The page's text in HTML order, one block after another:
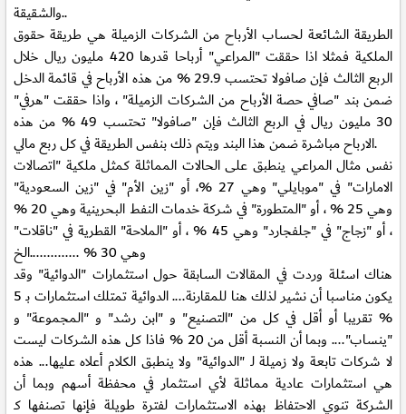
والشقيقة..
الطريقة الشائعة لحساب الأرباح من الشركات الزميلة هي طريقة حقوق
الملكية فمثلا اذا حققت "المراعي" أرباحا قدرها 420 مليون ريال خلال
الربع الثالث فإن صافولا تحتسب 29.9 % من هذه الأرباح في قائمة الدخل
ضمن بند "صافي حصة الأرباح من الشركات الزميلة" ، واذا حققت "هرفي"
30 مليون ريال في الربع الثالث فإن "صافولا" تحتسب 49 % من هذه
الارباح مباشرة ضمن هذا البند ويتم ذلك بنفس الطريقة في كل ربع مالي.
نفس مثال المراعي ينطبق على الحالات المماثلة كمثل ملكية "اتصالات
الامارات" في "موبايلي" وهي 27 %، أو "زين الأم" في "زين السعودية"
وهي 25 % ، أو "المتطورة" في شركة خدمات النفط البحرينية وهي 20 %
، أو "زجاج" في "جلفجارد" وهي 45 % ، أو "الملاحة" القطرية في "ناقلات"
وهي 30 % ..............الخ
هناك اسئلة وردت في المقالات السابقة حول استثمارات "الدوائية" وقد
يكون مناسبا أن نشير لذلك هنا للمقارنة.... الدوائية تمتلك استثمارات بـ 5
% تقريبا أو أقل في كل من "التصنيع" و "ابن رشد" و "المجموعة" و
"ينساب".... وبما أن النسبة أقل من 20 % فاذا كل هذه الشركات ليست
لا شركات تابعة ولا زميلة لـ "الدوائية" ولا ينطبق الكلام أعلاه عليها... هذه
هي استثمارات عادية مماثلة لأي استثمار في محفظة أسهم وبما أن
الشركة تنوي الاحتفاظ بهذه الاستثمارات لفترة طويلة فإنها تصنفها كـ